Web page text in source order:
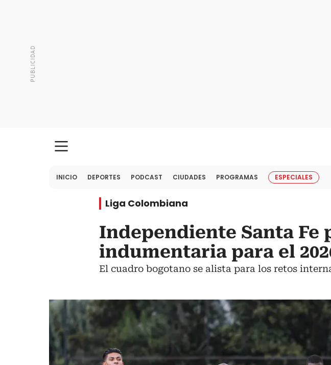
INICIO DEPORTES PODCAST CIUDADES PROGRAMAS ESPECIALES
Liga Colombiana
Independiente Santa Fe
indumentaria para el
El cuadro bogotano se alista para los retos